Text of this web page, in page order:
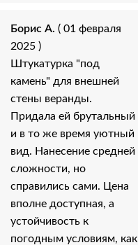
Борис А. ( 01 февраля
2025 )
Штукатурка "под
камень" для внешней
стены веранды.
Придала ей брутальный
и в то же время уютный
вид. Нанесение средней
сложности, но
справились сами. Цена
вполне доступная, а
устойчивость к
погодным условиям, как